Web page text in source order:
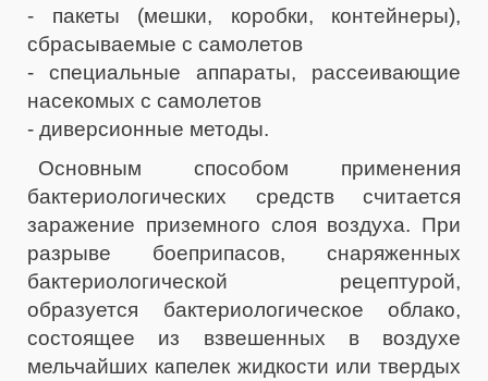
- пакеты (мешки, коробки, контейнеры),
сбрасываемые с самолетов
- специальные аппараты, рассеивающие
насекомых с самолетов
- диверсионные методы.
Основным способом применения
бактериологических средств считается
заражение приземного слоя воздуха. При
разрыве боеприпасов, снаряженных
бактериологической рецептурой,
образуется бактериологическое облако,
состоящее из взвешенных в воздухе
мельчайших капелек жидкости или твердых